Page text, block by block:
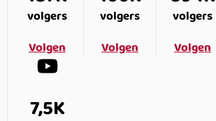
volgers
Volgen
volgers
Volgen
volgers
Volgen
7,5K